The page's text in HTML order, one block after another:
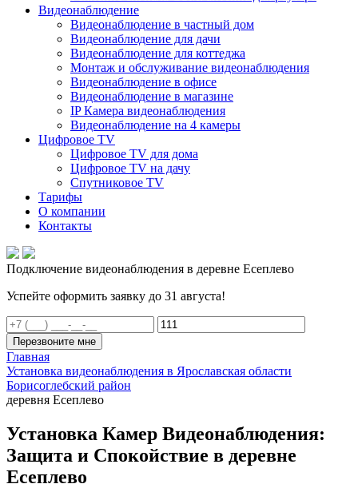
Видеонаблюдение
Видеонаблюдение в частный дом
Видеонаблюдение для дачи
Видеонаблюдение для коттеджа
Монтаж и обслуживание видеонаблюдения
Видеонаблюдение в офисе
Видеонаблюдение в магазине
IP Камера видеонаблюдения
Видеонаблюдение на 4 камеры
Цифровое TV
Цифровое TV для дома
Цифровое TV на дачу
Спутниковое TV
Тарифы
О компании
Контакты
Подключение видеонаблюдения в деревне Есеплево
Успейте оформить заявку до 31 августа!
Перезвоните мне
Главная
Установка видеонаблюдения в Ярославская области
Борисоглебский район
деревня Есеплево
Установка Камер Видеонаблюдения:
Защита и Спокойствие в деревне
Есеплево